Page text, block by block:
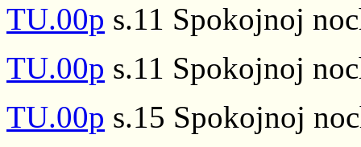
TU.00p s.11 Spokojnoj
TU.00p s.11 Spokojnoj
TU.00p s.15 Spokojnoj